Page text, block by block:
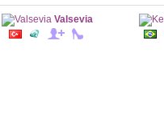
Valsevia